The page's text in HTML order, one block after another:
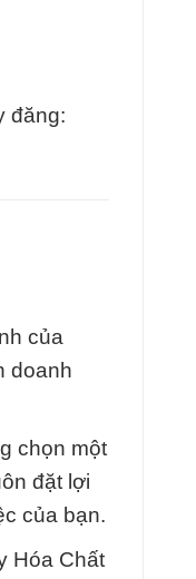
đăng:
của
doanh
chọn một
đặt lợi
của bạn.
Hóa Chất